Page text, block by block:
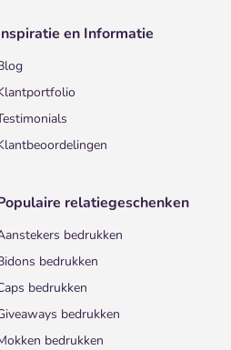
en Informatie
relatiegeschenken
bedrukken
bedrukken
bedrukken
bedrukken
bedrukken